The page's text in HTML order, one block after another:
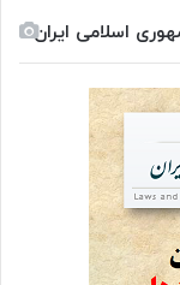
اسلامی ایران